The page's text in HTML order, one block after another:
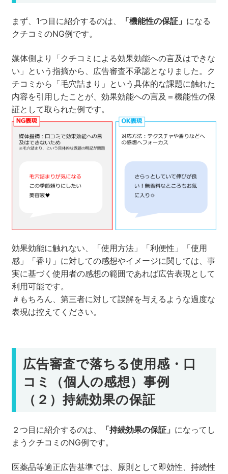
まず、1つ目に紹介するのは、 「機能性の保証」 になる
クチコミのNG例です。
媒体側より「クチコミによる効果効能への言及はできな
い」という指摘から、広告審査不承認となりました。ク
チコミから「毛穴詰まり」という具体的な課題に触れた
内容を引用したことが、効果効能への言及＝機能性の保
証として取られた例です。
効果効能に触れない、「使用方法」「利便性」「使用
感」「香り」に対しての感想やイメージに関しては、事
実に基づく使用者の感想の範囲であれば広告表現として
利用可能です。
＃もちろん、第三者に対して誤解を与えるような過度な
表現は控えてください。
広告審査で落ちる使用感・口
コミ（個人の感想）事例
（２）持続効果の保証
２つ目に紹介するのは、 「持続効果の保証」 になってし
まうクチコミのNG例です。
医薬品等適正広告基準では、原則として即効性、持続性